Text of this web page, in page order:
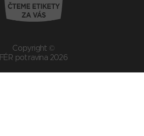
Copyright ©
FÉR potravina 2026